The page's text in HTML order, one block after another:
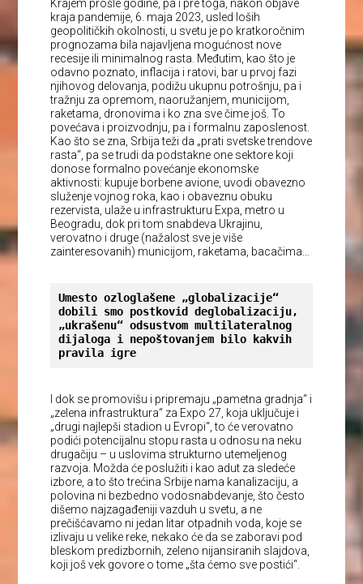
Krajem prošle godine, pa i pre toga, nakon objave
kraja pandemije, 6. maja 2023, usled loših
geopolitičkih okolnosti, u svetu je po kratkoročnim
prognozama bila najavljena mogućnost nove
recesije ili minimalnog rasta. Međutim, kao što je
odavno poznato, inflacija i ratovi, bar u prvoj fazi
njihovog delovanja, podižu ukupnu potrošnju, pa i
tražnju za opremom, naoružanjem, municijom,
raketama, dronovima i ko zna sve čime još. To
povećava i proizvodnju, pa i formalnu zaposlenost.
Kao što se zna, Srbija teži da „prati svetske trendove
rasta“, pa se trudi da podstakne one sektore koji
donose formalno povećanje ekonomske
aktivnosti: kupuje borbene avione, uvodi obavezno
služenje vojnog roka, kao i obaveznu obuku
rezervista, ulaže u infrastrukturu Expa, metro u
Beogradu, dok pri tom snabdeva Ukrajinu,
verovatno i druge (nažalost sve je više
zainteresovanih) municijom, raketama, bacačima…
Umesto ozloglašene „globalizacije“
dobili smo postkovid deglobalizaciju,
„ukrašenu“ odsustvom multilateralnog
dijaloga i nepoštovanjem bilo kakvih
pravila igre
I dok se promovišu i pripremaju „pametna gradnja“ i
„zelena infrastruktura“ za Expo 27, koja uključuje i
„drugi najlepši stadion u Evropi“, to će verovatno
podići potencijalnu stopu rasta u odnosu na neku
drugačiju – u uslovima strukturno utemeljenog
razvoja. Možda će poslužiti i kao adut za sledeće
izbore, a to što trećina Srbije nama kanalizaciju, a
polovina ni bezbedno vodosnabdevanje, što često
dišemo najzagađeniji vazduh u svetu, a ne
prečišćavamo ni jedan litar otpadnih voda, koje se
izlivaju u velike reke, nekako će da se zaboravi pod
bleskom predizbornih, zeleno nijansiranih slajdova,
koji još vek govore o tome „šta ćemo sve postići“.